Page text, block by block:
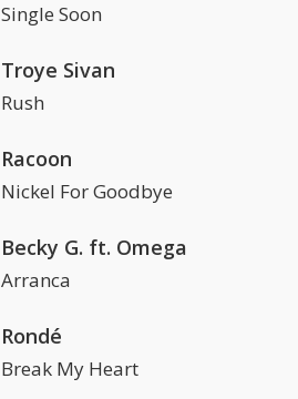
Single Soon
Troye Sivan
Rush
Racoon
Nickel For Goodbye
Becky G. ft. Omega
Arranca
Rondé
Break My Heart